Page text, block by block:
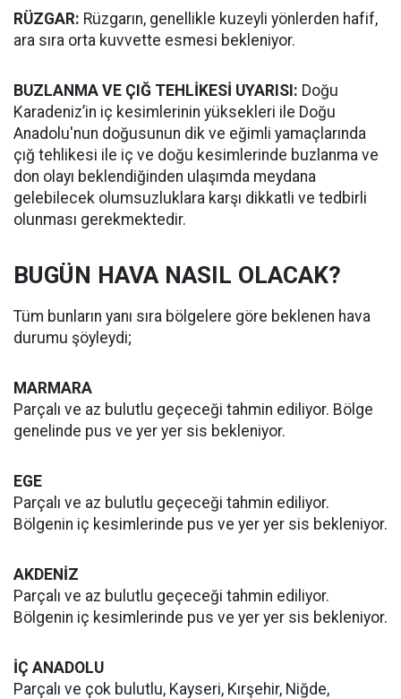
RÜZGAR: Rüzgarın, genellikle kuzeyli yönlerden hafif,
ara sıra orta kuvvette esmesi bekleniyor.
BUZLANMA VE ÇIĞ TEHLİKESİ UYARISI: Doğu
Karadeniz’in iç kesimlerinin yüksekleri ile Doğu
Anadolu'nun doğusunun dik ve eğimli yamaçlarında
çığ tehlikesi ile iç ve doğu kesimlerinde buzlanma ve
don olayı beklendiğinden ulaşımda meydana
gelebilecek olumsuzluklara karşı dikkatli ve tedbirli
olunması gerekmektedir.
BUGÜN HAVA NASIL OLACAK?
Tüm bunların yanı sıra bölgelere göre beklenen hava
durumu şöyleydi;
MARMARA
Parçalı ve az bulutlu geçeceği tahmin ediliyor. Bölge
genelinde pus ve yer yer sis bekleniyor.
EGE
Parçalı ve az bulutlu geçeceği tahmin ediliyor.
Bölgenin iç kesimlerinde pus ve yer yer sis bekleniyor.
AKDENİZ
Parçalı ve az bulutlu geçeceği tahmin ediliyor.
Bölgenin iç kesimlerinde pus ve yer yer sis bekleniyor.
İÇ ANADOLU
Parçalı ve çok bulutlu, Kayseri, Kırşehir, Niğde,